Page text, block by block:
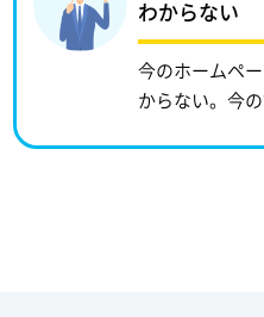
わからない
今のホームペ
からない。今